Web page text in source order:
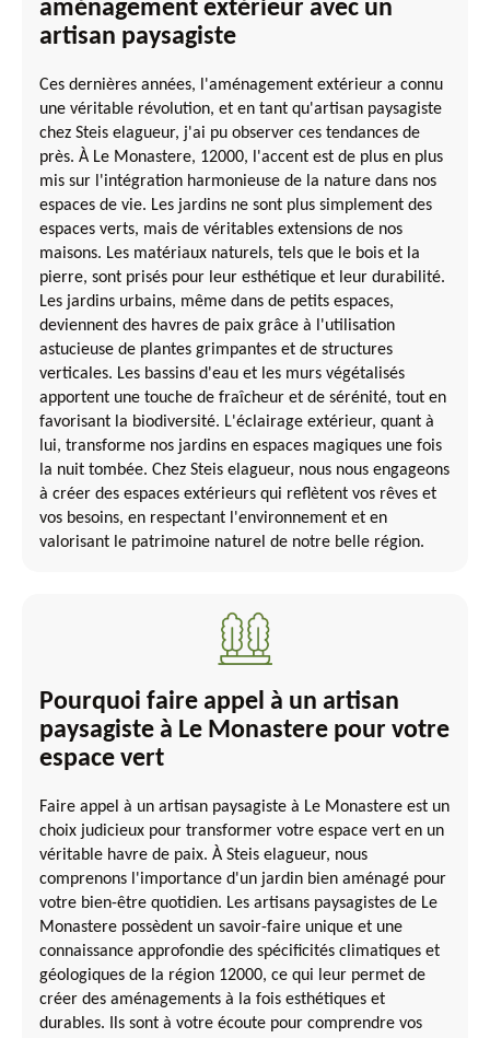
aménagement extérieur avec un
artisan paysagiste
Ces dernières années, l'aménagement extérieur a connu
une véritable révolution, et en tant qu'artisan paysagiste
chez Steis elagueur, j'ai pu observer ces tendances de
près. À Le Monastere, 12000, l'accent est de plus en plus
mis sur l'intégration harmonieuse de la nature dans nos
espaces de vie. Les jardins ne sont plus simplement des
espaces verts, mais de véritables extensions de nos
maisons. Les matériaux naturels, tels que le bois et la
pierre, sont prisés pour leur esthétique et leur durabilité.
Les jardins urbains, même dans de petits espaces,
deviennent des havres de paix grâce à l'utilisation
astucieuse de plantes grimpantes et de structures
verticales. Les bassins d'eau et les murs végétalisés
apportent une touche de fraîcheur et de sérénité, tout en
favorisant la biodiversité. L'éclairage extérieur, quant à
lui, transforme nos jardins en espaces magiques une fois
la nuit tombée. Chez Steis elagueur, nous nous engageons
à créer des espaces extérieurs qui reflètent vos rêves et
vos besoins, en respectant l'environnement et en
valorisant le patrimoine naturel de notre belle région.
Pourquoi faire appel à un artisan
paysagiste à Le Monastere pour votre
espace vert
Faire appel à un artisan paysagiste à Le Monastere est un
choix judicieux pour transformer votre espace vert en un
véritable havre de paix. À Steis elagueur, nous
comprenons l'importance d'un jardin bien aménagé pour
votre bien-être quotidien. Les artisans paysagistes de Le
Monastere possèdent un savoir-faire unique et une
connaissance approfondie des spécificités climatiques et
géologiques de la région 12000, ce qui leur permet de
créer des aménagements à la fois esthétiques et
durables. Ils sont à votre écoute pour comprendre vos